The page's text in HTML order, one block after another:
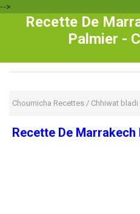
-->
Recette De
Palmier -
Choumicha Recettes / Chhiwat bladi
Recette De Marrakech